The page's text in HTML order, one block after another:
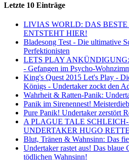
Letzte 10 Einträge
LIVIAS WORLD: DAS
ENTSTEHT HIER!
Bladesong Test - Die ultimative
Perfektionisten
LETS PLAY ANKÜNDIGUNG:
- Gefangen im Psycho-
King's Quest 2015 Let's Play -
Königs - Undertaker zockt den
Wahrheit & Ratten-Panik:
Panik im Sirenennest!
Pure Panik! Undertaker zerstört
A PLAGUE TALE
UNDERTAKER HUGO
Blut, Tränen & Wahnsinn: Das
Undertaker rastet aus! Das blaue
tödlichen Wahnsinn!